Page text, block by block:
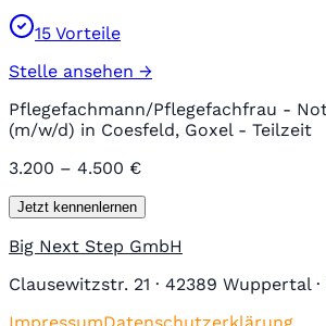
15 Vorteile
Stelle ansehen →
Pflegefachmann/Pflegefachfrau -
(m/w/d) in Coesfeld, Goxel - Teilzeit
3.200 – 4.500 €
Jetzt kennenlernen
Big Next Step GmbH
Clausewitzstr. 21 · 42389 Wuppertal ·